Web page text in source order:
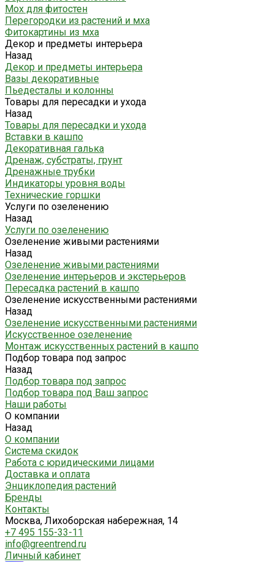
Мох для фитостен
Перегородки из растений и мха
Фитокартины из мха
Декор и предметы интерьера
Назад
Декор и предметы интерьера
Вазы декоративные
Пьедесталы и колонны
Товары для пересадки и ухода
Назад
Товары для пересадки и ухода
Вставки в кашпо
Декоративная галька
Дренаж, субстраты, грунт
Дренажные трубки
Индикаторы уровня воды
Технические горшки
Услуги по озеленению
Назад
Услуги по озеленению
Озеленение живыми растениями
Назад
Озеленение живыми растениями
Озеленение интерьеров и экстерьеров
Пересадка растений в кашпо
Озеленение искусственными растениями
Назад
Озеленение искусственными растениями
Искусственное озеленение
Монтаж искусственных растений в кашпо
Подбор товара под запрос
Назад
Подбор товара под запрос
Подбор товара под Ваш запрос
Наши работы
О компании
Назад
О компании
Система скидок
Работа с юридическими лицами
Доставка и оплата
Энциклопедия растений
Бренды
Контакты
Москва, Лихоборская набережная, 14
+7 495 155-33-11
info@greentrend.ru
Личный кабинет